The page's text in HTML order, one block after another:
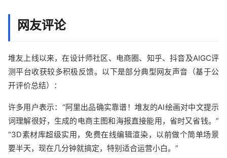
网友评论
堆友上线以来，在设计师社区、电商圈、知乎、抖音及AIGC评
测平台收获较多积极反馈。以下是部分典型网友声音（基于公
开评价总结）：
许多用户表示：“阿里出品确实靠谱！堆友的AI绘画对中文提示
词理解很好，生成的电商主图和海报直接能用，省时又省钱。”
“3D素材库超级实用，免费在线编辑渲染，以前做个简单场景
要半天，现在几分钟就搞定，特别适合运营小白。”